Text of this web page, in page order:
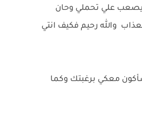
،يصعب علي تحملي وحان
والله رحيم فكيف انتي
معكي برغبتك وكما